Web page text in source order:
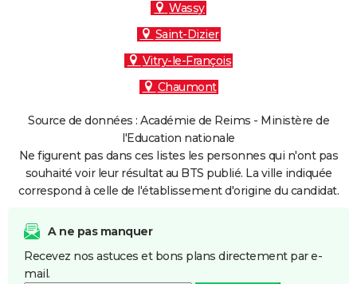
Wassy
Saint-Dizier
Vitry-le-François
Chaumont
Source de données : Académie de Reims - Ministère de
l'Education nationale
Ne figurent pas dans ces listes les personnes qui n'ont pas
souhaité voir leur résultat au BTS publié. La ville indiquée
correspond à celle de l'établissement d'origine du candidat.
A ne pas manquer
Recevez nos astuces et bons plans directement par e-
mail.